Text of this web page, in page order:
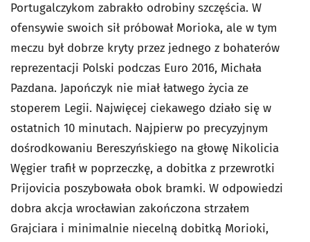
Portugalczykom zabrakło odrobiny szczęścia. W
ofensywie swoich sił próbował Morioka, ale w tym
meczu był dobrze kryty przez jednego z bohaterów
reprezentacji Polski podczas Euro 2016, Michała
Pazdana. Japończyk nie miał łatwego życia ze
stoperem Legii. Najwięcej ciekawego działo się w
ostatnich 10 minutach. Najpierw po precyzyjnym
dośrodkowaniu Bereszyńskiego na głowę Nikolicia
Węgier trafił w poprzeczkę, a dobitka z przewrotki
Prijovicia poszybowała obok bramki. W odpowiedzi
dobra akcja wrocławian zakończona strzałem
Grajciara i minimalnie niecelną dobitką Morioki,